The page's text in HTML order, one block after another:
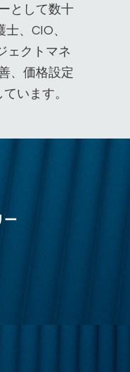
として数十
、CIO、
ェクトマネ
、価格設定
います。
ー